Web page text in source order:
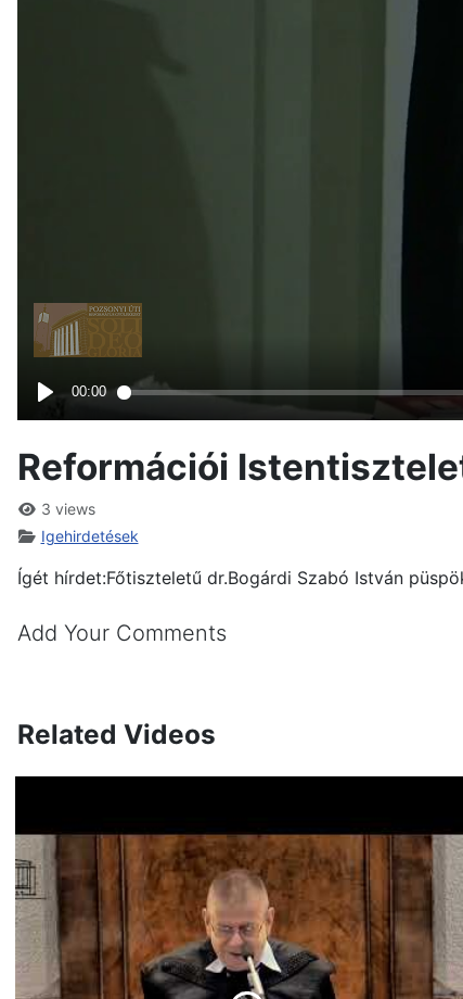
Reformációi
3 views
Igehirdetések
Ígét hírdet:Főtiszteletű dr.Bogárdi Szabó István
Add Your Comments
Related Videos